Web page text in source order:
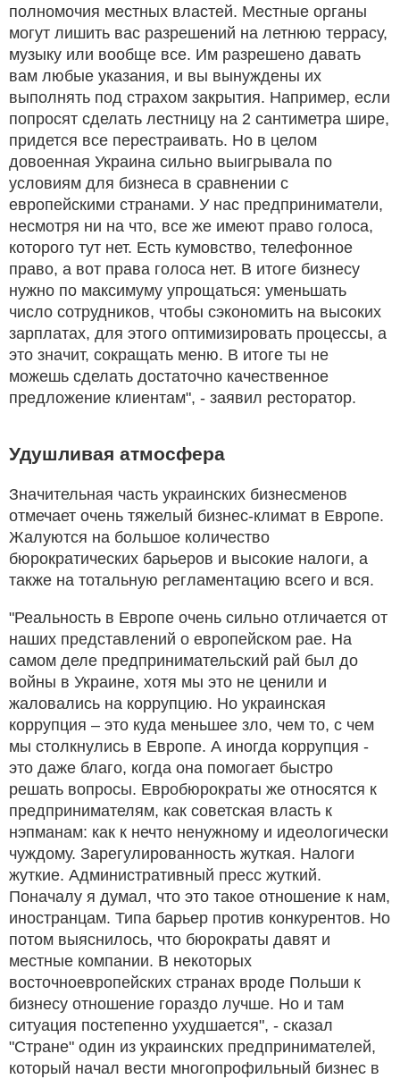
полномочия местных властей. Местные органы
могут лишить вас разрешений на летнюю террасу,
музыку или вообще все. Им разрешено давать
вам любые указания, и вы вынуждены их
выполнять под страхом закрытия. Например, если
попросят сделать лестницу на 2 сантиметра шире,
придется все перестраивать. Но в целом
довоенная Украина сильно выигрывала по
условиям для бизнеса в сравнении с
европейскими странами. У нас предприниматели,
несмотря ни на что, все же имеют право голоса,
которого тут нет. Есть кумовство, телефонное
право, а вот права голоса нет. В итоге бизнесу
нужно по максимуму упрощаться: уменьшать
число сотрудников, чтобы сэкономить на высоких
зарплатах, для этого оптимизировать процессы, а
это значит, сокращать меню. В итоге ты не
можешь сделать достаточно качественное
предложение клиентам", - заявил ресторатор.
Удушливая атмосфера
Значительная часть украинских бизнесменов
отмечает очень тяжелый бизнес-климат в Европе.
Жалуются на большое количество
бюрократических барьеров и высокие налоги, а
также на тотальную регламентацию всего и вся.
"Реальность в Европе очень сильно отличается от
наших представлений о европейском рае. На
самом деле предпринимательский рай был до
войны в Украине, хотя мы это не ценили и
жаловались на коррупцию. Но украинская
коррупция – это куда меньшее зло, чем то, с чем
мы столкнулись в Европе. А иногда коррупция -
это даже благо, когда она помогает быстро
решать вопросы. Евробюрократы же относятся к
предпринимателям, как советская власть к
нэпманам: как к нечто ненужному и идеологически
чуждому. Зарегулированность жуткая. Налоги
жуткие. Административный пресс жуткий.
Поначалу я думал, что это такое отношение к нам,
иностранцам. Типа барьер против конкурентов. Но
потом выяснилось, что бюрократы давят и
местные компании. В некоторых
восточноевропейских странах вроде Польши к
бизнесу отношение гораздо лучше. Но и там
ситуация постепенно ухудшается", - сказал
"Стране" один из украинских предпринимателей,
который начал вести многопрофильный бизнес в